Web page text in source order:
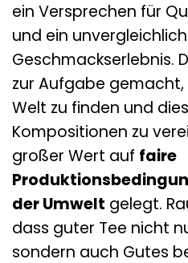
ein Versprechen für
und ein
Geschmackserlebnis.
zur Aufgabe
Welt zu finden und
Kompositionen zu
großer Wert auf faire
der Umwelt gelegt.
dass guter Tee nicht
sondern auch Gutes